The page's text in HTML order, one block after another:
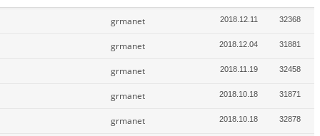
grmanet 2018.12.11 32368
grmanet 2018.12.04 31881
grmanet 2018.11.19 32458
grmanet 2018.10.18 31871
grmanet 2018.10.18 32878